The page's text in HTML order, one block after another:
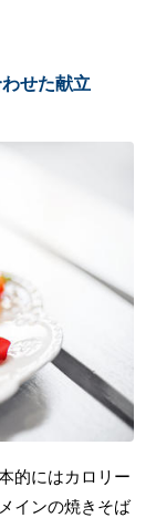
せた献立
的にはカロリー
インの焼きそば